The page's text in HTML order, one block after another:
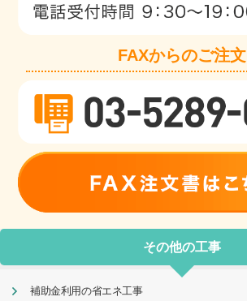
FAXからのご注文
その他の工事
補助金利用の省エネ工事